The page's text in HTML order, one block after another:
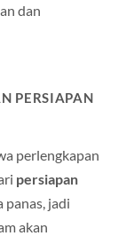
dan
PERSIAPAN
perlengkapan
persiapan
panas, jadi
akan